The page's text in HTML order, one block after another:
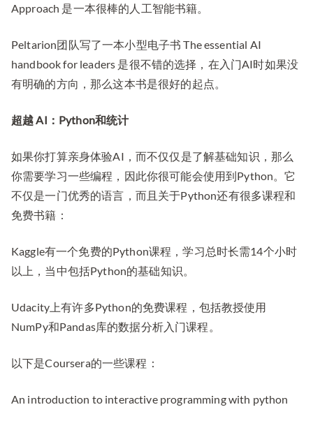
Approach 是一本很棒的人工智能书籍。
Peltarion团队写了一本小型电子书 The essential AI
handbook for leaders 是很不错的选择，在入门AI时如果没
有明确的方向，那么这本书是很好的起点。
超越 AI：Python和统计
如果你打算亲身体验AI，而不仅仅是了解基础知识，那么
你需要学习一些编程，因此你很可能会使用到Python。它
不仅是一门优秀的语言，而且关于Python还有很多课程和
免费书籍：
Kaggle有一个免费的Python课程，学习总时长需14个小时
以上，当中包括Python的基础知识。
Udacity上有许多Python的免费课程，包括教授使用
NumPy和Pandas库的数据分析入门课程。
以下是Coursera的一些课程：
An introduction to interactive programming with python